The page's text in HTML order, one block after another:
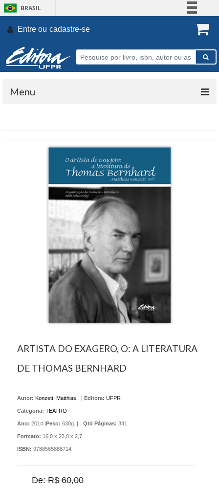
BRASIL
Participe
Entre ou cadastre-se.
Menu
ARTISTA DO EXAGERO, O: A LITERATURA
DE THOMAS BERNHARD
Autor: Konzett, Matthias | Editora: UFPR
Categoria: TEATRO
Ano: 2014 |Peso: 630g. | Qtd Páginas: 341
Formato: 16,0 x 23,0 x 2,7
ISBN: 9788565888714
De: R$ 60,00